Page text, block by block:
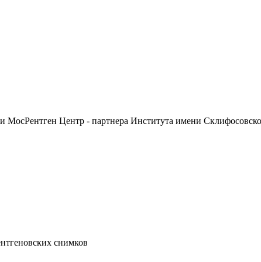
Центр - партнера Института имени
снимков